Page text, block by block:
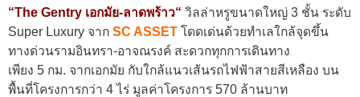
“The Gentry เอกมัย-ลาดพร้าว“ วิลล่าหรูขนาดใหญ่ 3 ชั้น ระดับ
Super Luxury จาก SC ASSET โดดเด่นด้วยทำเลใกล้จุดขึ้น
ทางด่วนรามอินทรา-อาจณรงค์ สะดวกทุกการเดินทาง
เพียง 5 กม. จากเอกมัย กับใกล้แนวเส้นรถไฟฟ้าสายสีเหลือง บน
พื้นที่โครงการกว่า 4 ไร่ มูลค่าโครงการ 570 ล้านบาท